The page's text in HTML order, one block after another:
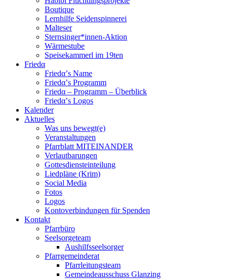
Boutique
Lernhilfe Seidenspinnerei
Malteser
Sternsinger*innen-Aktion
Wärmestube
Speisekammerl im 19ten
Friedα
Friedα’s Name
Friedα’s Programm
Friedα – Programm – Überblick
Friedα’s Logos
Kalender
Aktuelles
Was uns bewegt(e)
Veranstaltungen
Pfarrblatt MITEINANDER
Verlautbarungen
Gottesdiensteinteilung
Liedpläne (Krim)
Social Media
Fotos
Logos
Kontoverbindungen für Spenden
Kontakt
Pfarrbüro
Seelsorgeteam
Aushilfsseelsorger
Pfarrgemeinderat
Pfarrleitungsteam
Gemeindeausschuss Glanzing